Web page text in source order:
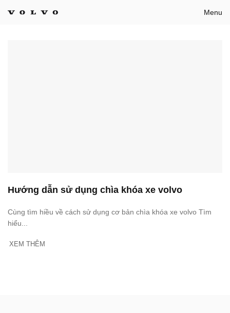
Menu
Hướng dẫn sử dụng chìa khóa xe volvo
Cùng tìm hiều về cách sử dụng cơ bản chìa khóa xe volvo Tìm
hiểu...
XEM THÊM